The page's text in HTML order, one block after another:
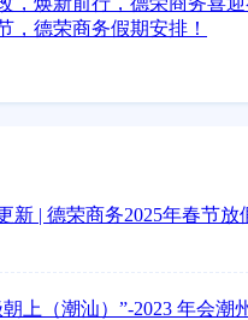
，德荣商务假期安排！
新 | 德荣商务2025年春节放
上（潮汕）”-2023 年会潮